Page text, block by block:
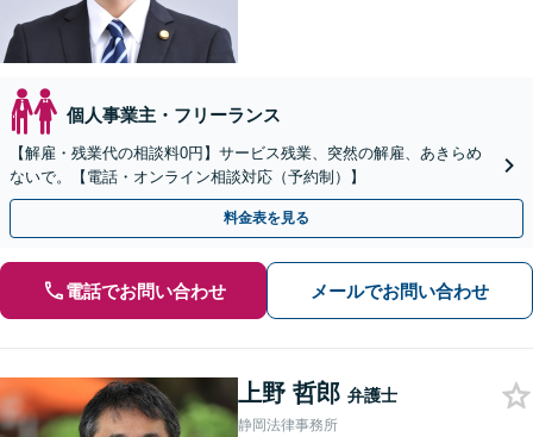
個人事業主・フリーランス
【解雇・残業代の相談料0円】サービス残業、突然の解雇、あきらめ
ないで。【電話・オンライン相談対応（予約制）】
料金表を見る
電話でお問い合わせ メールでお問い合わせ
上野 哲郎 弁護士
静岡法律事務所